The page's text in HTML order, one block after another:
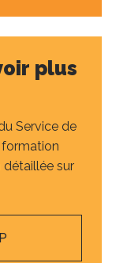
plus
Service de
formation
détaillée sur